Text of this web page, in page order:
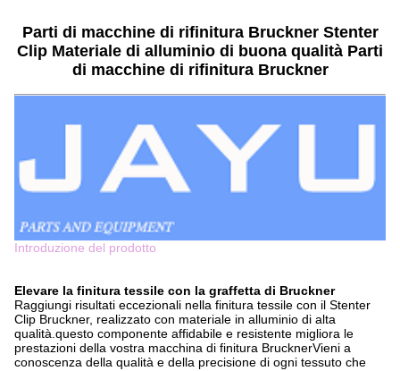
Parti di macchine di rifinitura Bruckner Stenter
Clip Materiale di alluminio di buona qualità Parti
di macchine di rifinitura Bruckner
Introduzione del prodotto
Elevare la finitura tessile con la graffetta di Bruckner
Raggiungi risultati eccezionali nella finitura tessile con il Stenter
Clip Bruckner, realizzato con materiale in alluminio di alta
qualità.questo componente affidabile e resistente migliora le
prestazioni della vostra macchina di finitura BrucknerVieni a
conoscenza della qualità e della precisione di ogni tessuto che